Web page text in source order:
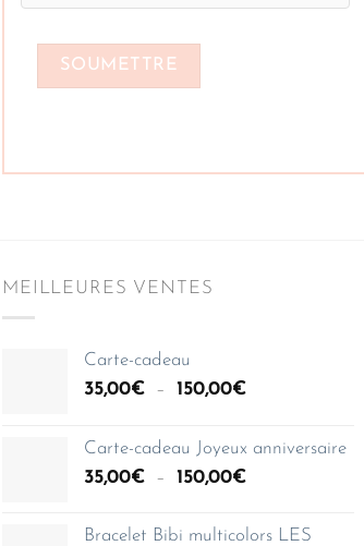
MEILLEURES VENTES
Carte-cadeau
35,00€ – 150,00€Plage
à
Carte-cadeau Joyeux anniversaire
35,00€ – 150,00€Plage
prix :
Bracelet Bibi multicolors LES